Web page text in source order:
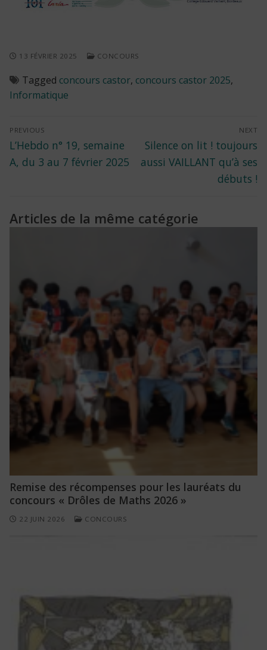
13 FÉVRIER 2025 CONCOURS
Tagged concours castor, concours castor 2025,
Informatique
Navigation
de
PREVIOUS
Previous
post:
L’Hebdo n° 19, semaine
A, du 3 au 7 février 2025
NEXT
Next
post:
Silence on lit ! toujours
aussi VAILLANT qu’à ses
débuts !
Articles de la même catégorie
Remise des récompenses pour les lauréats du
concours « Drôles de Maths 2026 »
22 JUIN 2026 CONCOURS